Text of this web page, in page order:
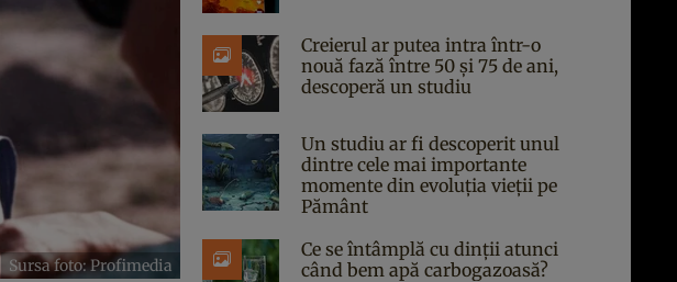
Sursa foto: Profimedia
Creierul ar putea intra într-o
nouă fază între 50 și 75 de ani,
descoperă un studiu
Un studiu ar fi descoperit unul
dintre cele mai importante
momente din evoluția vieții pe
Pământ
Ce se întâmplă cu dinții atunci
când bem apă carbogazoasă?